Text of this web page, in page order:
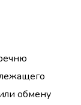
обмену